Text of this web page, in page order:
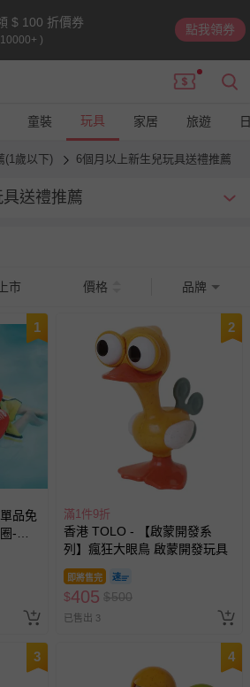
$ 100 折價券
)
點我領券
童裝 玩具 家居 旅遊
(1歲以下) 6個月以上新生兒玩具送禮推薦
送禮推薦
市 價格 品牌
1
品免
-適
2
滿1件9折
香港 TOLO - 【啟蒙開發系
列】瘋狂大眼鳥 啟蒙開發玩具
即將售完
$405 $500
已售出 3
3 4